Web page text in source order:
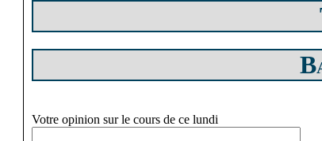
Votre opinion sur le cours de ce lundi